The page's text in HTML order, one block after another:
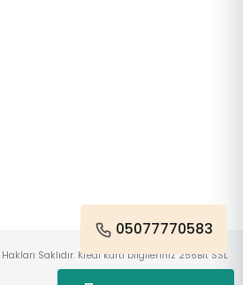
05077770583
Saklıdır. Kredi kartı bilgileriniz 256Bit SSL